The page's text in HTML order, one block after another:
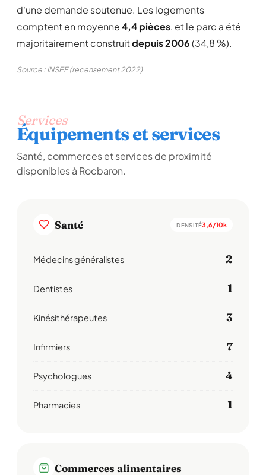
d'une demande soutenue. Les logements
comptent en moyenne4,4 pièces, et le parc a été
majoritairement construitdepuis 2006(34,8 %).
Source : INSEE (recensement 2022)
Services
Équipements et services
Santé, commerces et services de proximité
disponibles à Rocbaron.
Santé DENSITÉ3,6/10k
Médecins généralistes 2
Dentistes 1
Kinésithérapeutes 3
Infirmiers 7
Psychologues 4
Pharmacies 1
Commerces alimentaires